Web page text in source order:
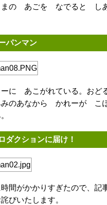
まの あごを なでると し
パンマン
ーに あこがれている。おど
のあなから かれーが こ
ダクションに届け！
間がかかりすぎたので、記
びいたします。